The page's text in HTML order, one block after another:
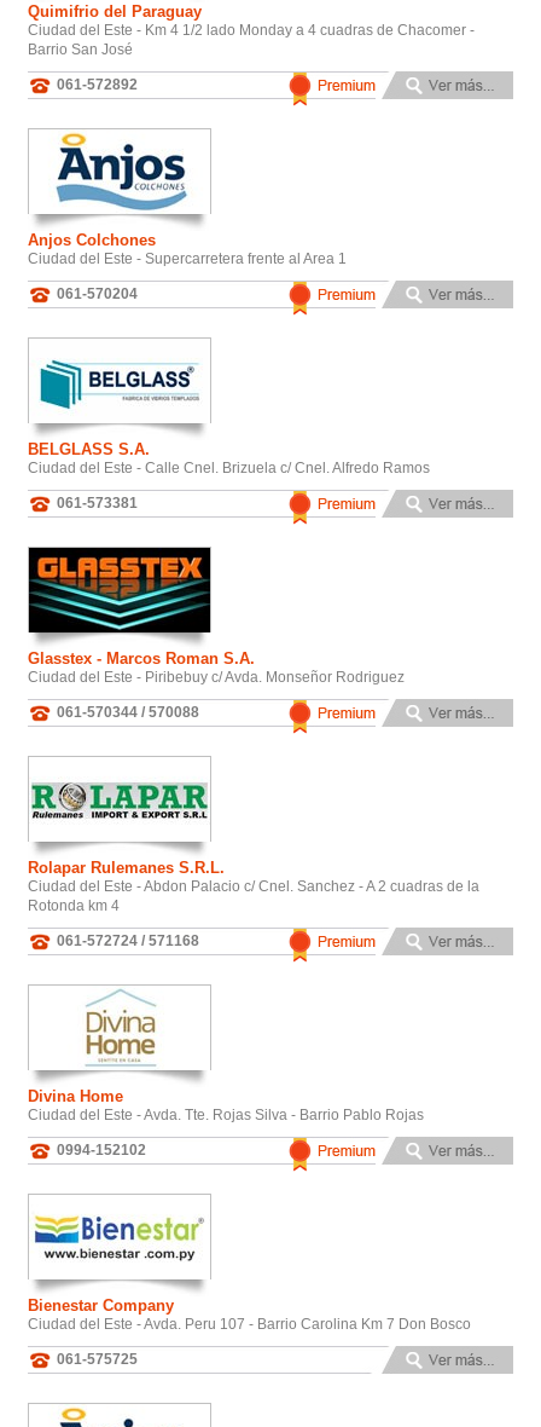
Quimifrio del Paraguay
Ciudad del Este - Km 4 1/2 lado Monday a 4 cuadras de Chacomer -
Barrio San José
061-572892
Anjos Colchones
Ciudad del Este - Supercarretera frente al Area 1
061-570204
BELGLASS S.A.
Ciudad del Este - Calle Cnel. Brizuela c/ Cnel. Alfredo Ramos
061-573381
Glasstex - Marcos Roman S.A.
Ciudad del Este - Piribebuy c/ Avda. Monseñor Rodriguez
061-570344 / 570088
Rolapar Rulemanes S.R.L.
Ciudad del Este - Abdon Palacio c/ Cnel. Sanchez - A 2 cuadras de la
Rotonda km 4
061-572724 / 571168
Divina Home
Ciudad del Este - Avda. Tte. Rojas Silva - Barrio Pablo Rojas
0994-152102
Bienestar Company
Ciudad del Este - Avda. Peru 107 - Barrio Carolina Km 7 Don Bosco
061-575725